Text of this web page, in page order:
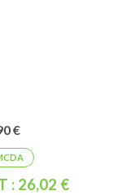
€
: 26,02 €